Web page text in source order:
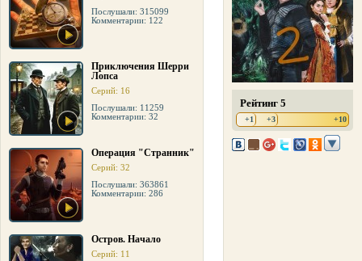
Послушали: 315099
Комментарии: 122
Приключения Шерри
Лопса
Серий: 16
Послушали: 11259
Комментарии: 32
Операция "Странник"
Серий: 32
Послушали: 363861
Комментарии: 286
Остров. Начало
Серий: 11
Рейтинг 5
+1 +3 +10